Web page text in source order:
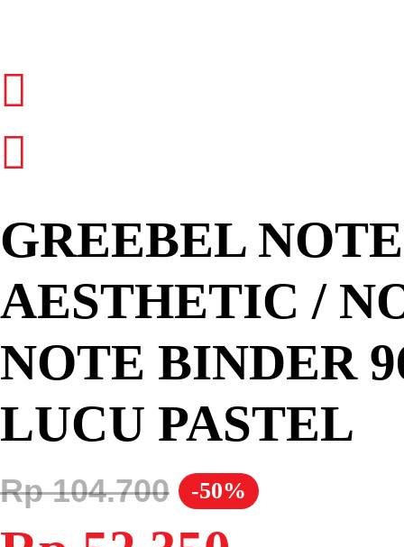
GREEBEL
AESTHETIC /
NOTE BINDER
LUCU PASTEL
-50%
Rp104.700
aslinya